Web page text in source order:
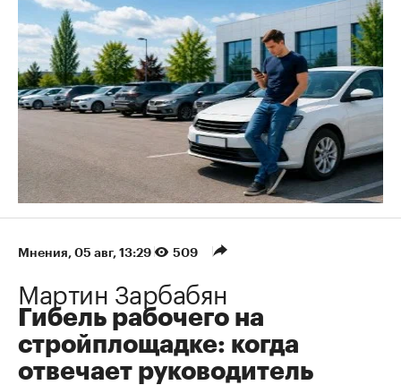
Мнения⁠, 05 авг, 13:29 509
Мартин Зарбабян
Гибель рабочего на
стройплощадке: когда
отвечает руководитель